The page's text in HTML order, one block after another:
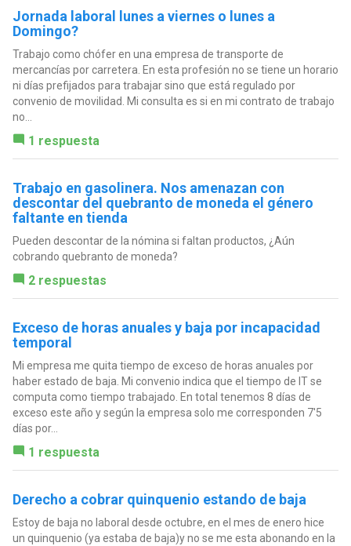
Jornada laboral lunes a viernes o lunes a
Domingo?
Trabajo como chófer en una empresa de transporte de
mercancías por carretera. En esta profesión no se tiene un horario
ni días prefijados para trabajar sino que está regulado por
convenio de movilidad. Mi consulta es si en mi contrato de trabajo
no...
1 respuesta
Trabajo en gasolinera. Nos amenazan con
descontar del quebranto de moneda el género
faltante en tienda
Pueden descontar de la nómina si faltan productos, ¿Aún
cobrando quebranto de moneda?
2 respuestas
Exceso de horas anuales y baja por incapacidad
temporal
Mi empresa me quita tiempo de exceso de horas anuales por
haber estado de baja. Mi convenio indica que el tiempo de IT se
computa como tiempo trabajado. En total tenemos 8 días de
exceso este año y según la empresa solo me corresponden 7'5
días por...
1 respuesta
Derecho a cobrar quinquenio estando de baja
Estoy de baja no laboral desde octubre, en el mes de enero hice
un quinquenio (ya estaba de baja)y no se me esta abonando en la